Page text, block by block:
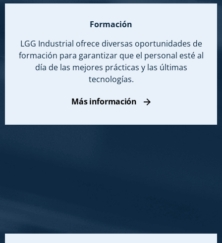
Formación
LGG Industrial ofrece diversas oportunidades de
formación para garantizar que el personal esté al
día de las mejores prácticas y las últimas
tecnologías.
Más información